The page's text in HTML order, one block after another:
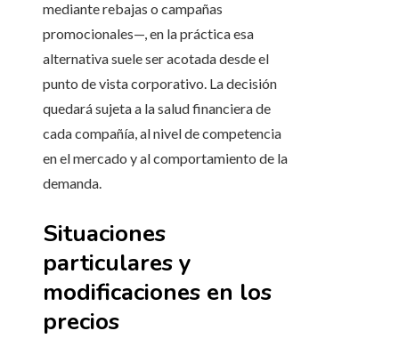
mediante rebajas o campañas
promocionales—, en la práctica esa
alternativa suele ser acotada desde el
punto de vista corporativo. La decisión
quedará sujeta a la salud financiera de
cada compañía, al nivel de competencia
en el mercado y al comportamiento de la
demanda.
Situaciones
particulares y
modificaciones en los
precios